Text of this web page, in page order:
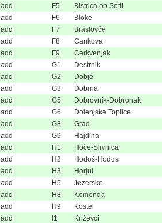
add F5
Bistrica ob Sotli
add F6
Bloke
add F7
Braslovče
add F8
Cankova
add F9
Cerkvenjak
add G1
Destrnik
add G2
Dobje
add G3
Dobrna
add G5
Dobrovnik-Dobronak
add G6
Dolenjske Toplice
add G8
Grad
add G9
Hajdina
add H1
Hoče-Slivnica
add H2
Hodoš-Hodos
add H3
Horjul
add H5
Jezersko
add H8
Komenda
add H9
Kostel
add I1
Križevci